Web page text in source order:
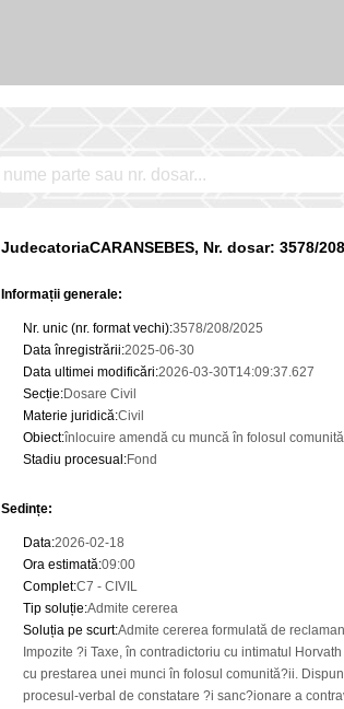
JudecatoriaCARANSEBES, Nr. dosar: 3578/
Informații generale:
Nr. unic (nr. format vechi):3578/208/2025
Data înregistrării:2025-06-30
Data ultimei modificări:2026-03-30T14:09:37.627
Secție:Dosare Civil
Materie juridică:Civil
Obiect:înlocuire amendă cu muncă în folosul
Stadiu procesual :Fond
Sedințe:
Data:2026-02-18
Ora estimată:09:00
Complet:C7 - CIVIL
Tip soluție:Admite cererea
Soluția pe scurt:Admite cererea formulată de
Impozite ?i Taxe, în contradictoriu cu intimatul
cu prestarea unei munci în folosul comunită?ii.
procesul-verbal de constatare ?i sanc?ionare a